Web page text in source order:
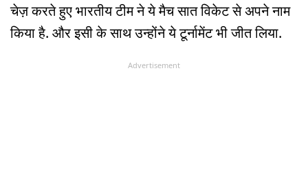
चेज़ करते हुए भारतीय टीम ने ये मैच सात विकेट से अपने नाम
किया है. और इसी के साथ उन्होंने ये टूर्नामेंट भी जीत लिया.
Advertisement